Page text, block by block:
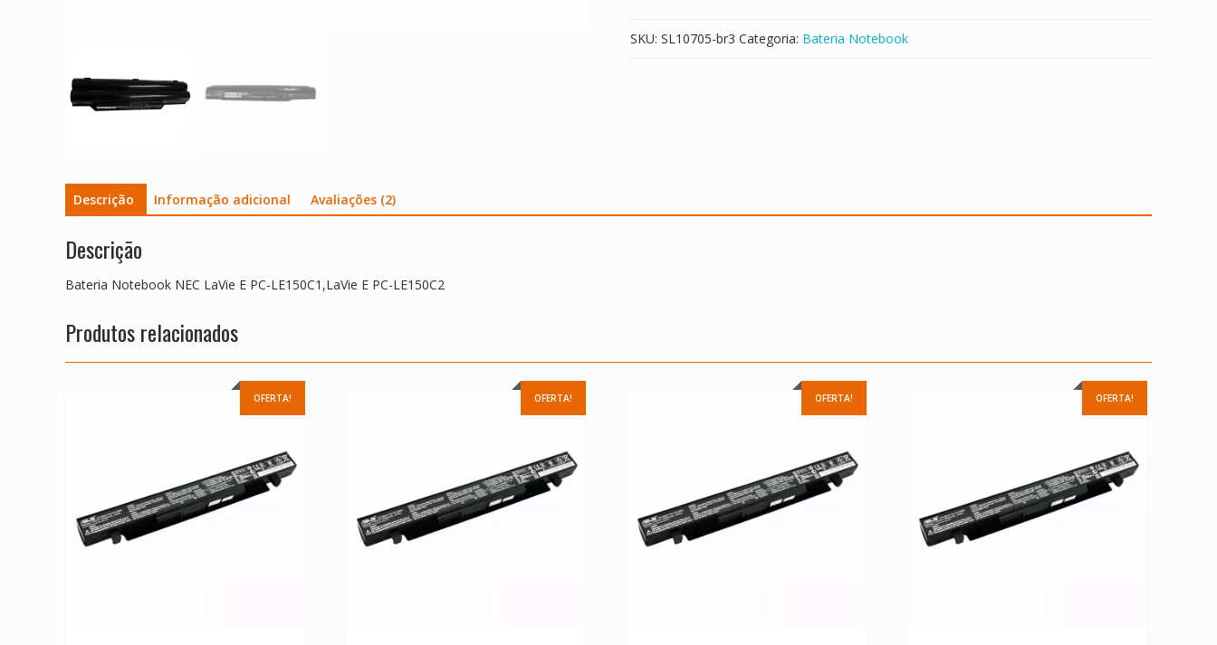
PC-
LE150C2
quantidade
SKU: SL10705-br3 Categoria: Bateria Notebook
Descrição Informação adicional Avaliações (2)
Descrição
Bateria Notebook NEC LaVie E PC-LE150C1,LaVie E PC-LE150C2
Produtos relacionados
OFERTA! OFERTA! OFERTA! OFERTA!